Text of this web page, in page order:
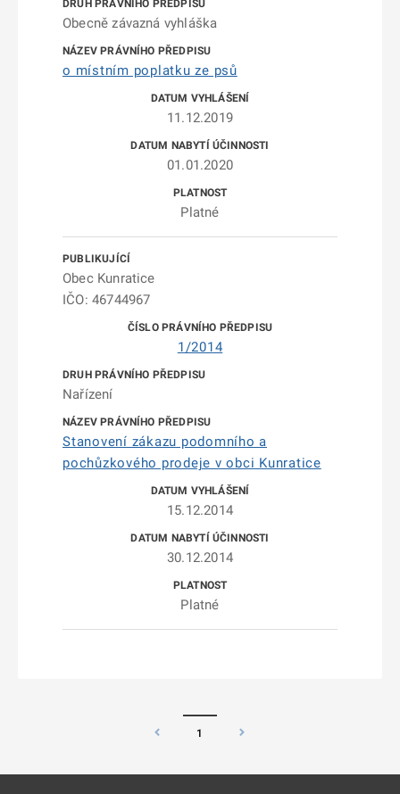
Obecně závazná vyhláška
o místním poplatku ze psů
11.12.2019
01.01.2020
Platné
Obec Kunratice
IČO: 46744967
1/2014
Nařízení
Stanovení zákazu podomního a
pochůzkového prodeje v obci Kunratice
15.12.2014
30.12.2014
Platné
1